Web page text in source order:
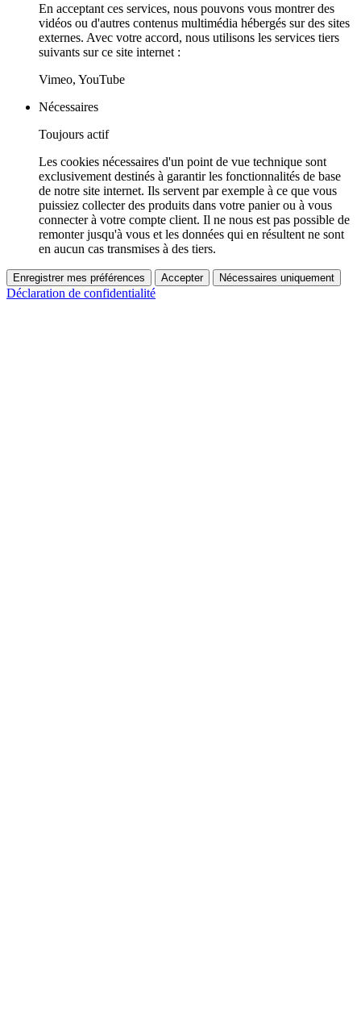
En acceptant ces services, nous pouvons vous montrer des
vidéos ou d'autres contenus multimédia hébergés sur des sites
externes. Avec votre accord, nous utilisons les services tiers
suivants sur ce site internet :
Vimeo, YouTube
Nécessaires
Toujours actif
Les cookies nécessaires d'un point de vue technique sont
exclusivement destinés à garantir les fonctionnalités de base
de notre site internet. Ils servent par exemple à ce que vous
puissiez collecter des produits dans votre panier ou à vous
connecter à votre compte client. Il ne nous est pas possible de
remonter jusqu'à vous et les données qui en résultent ne sont
en aucun cas transmises à des tiers.
Enregistrer mes préférences Accepter Nécessaires uniquement
Déclaration de confidentialité